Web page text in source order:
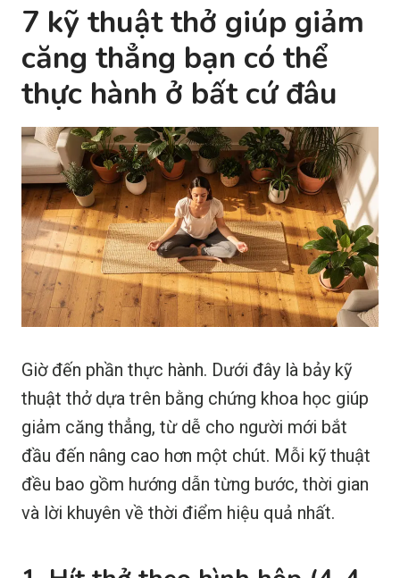
7 kỹ thuật thở giúp giảm
căng thẳng bạn có thể
thực hành ở bất cứ đâu
Giờ đến phần thực hành. Dưới đây là bảy kỹ
thuật thở dựa trên bằng chứng khoa học giúp
giảm căng thẳng, từ dễ cho người mới bắt
đầu đến nâng cao hơn một chút. Mỗi kỹ thuật
đều bao gồm hướng dẫn từng bước, thời gian
và lời khuyên về thời điểm hiệu quả nhất.